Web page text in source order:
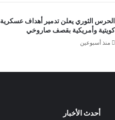
الحرس الثوري يعلن تدمير أهداف عسكرية
كويتية وأمريكية بقصف صاروخي
منذ أسبوعين
أحدث الأخبار